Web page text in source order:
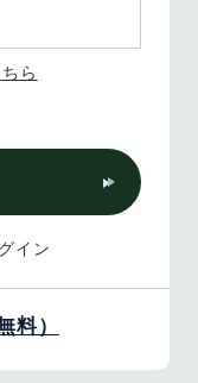
ら
イン
料）